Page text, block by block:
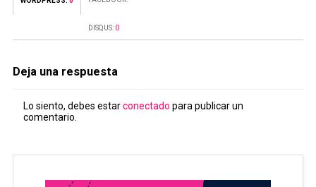
DISQUS: 0
Deja una respuesta
Lo siento, debes estarconectado para publicar un
comentario.